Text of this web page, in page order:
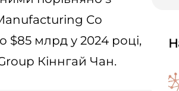
Co
$85 млрд у 2024 році,
Кіннгай Чан.